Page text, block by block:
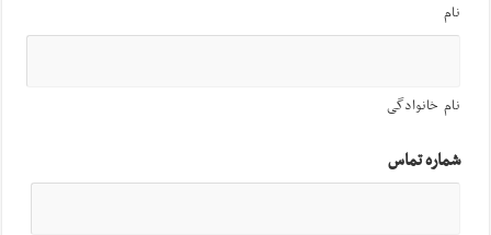
نام
نام خانوادگی
شماره تماس